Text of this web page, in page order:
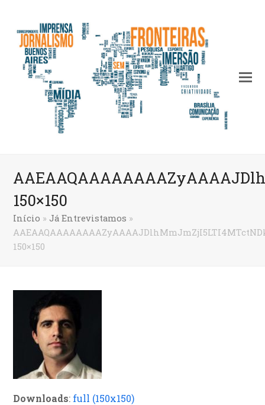
150×150
Início »Já Entrevistamos »
150×150
Downloads: full (150x150)